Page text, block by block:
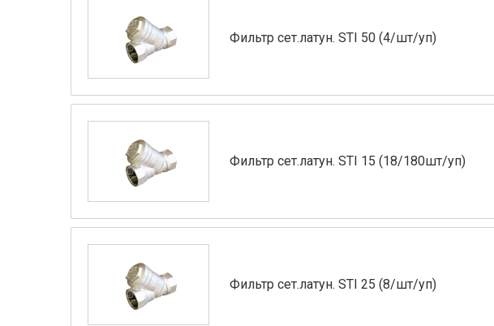
Фильтр сет.латун. STI 50 (4/шт/уп)
Фильтр сет.латун. STI 15 (18/180шт/уп)
Фильтр сет.латун. STI 25 (8/шт/уп)